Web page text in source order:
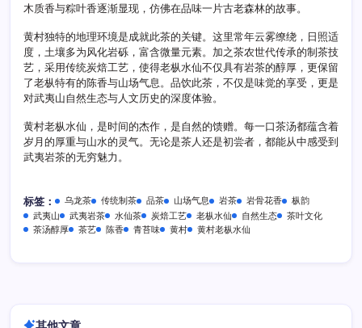
木质香与粽叶香逐渐显现，仿佛在品味一片古老森林的故事。
黄村独特的地理环境是成就此茶的关键。这里常年云雾缭绕，日照适
度，土壤多为风化岩砾，富含微量元素。加之茶农世代传承的制茶技
艺，采用传统炭焙工艺，使得老枞水仙不仅具有岩茶的醇厚，更保留
了老枞特有的陈香与山场气息。品饮此茶，不仅是味觉的享受，更是
对武夷山自然生态与人文历史的深度体验。
黄村老枞水仙，是时间的杰作，是自然的馈赠。每一口茶汤都蕴含着
岁月的厚重与山水的灵气。无论是茶人还是初尝者，都能从中感受到
武夷岩茶的无穷魅力。
标签： 乌龙茶 传统制茶 品茶 山场气息 岩茶 岩骨花香
枞韵
武夷山
武夷岩茶 水仙茶 炭焙工艺 老枞水仙 自然生态
茶叶文化
茶汤醇厚
茶艺 陈香 青苔味 黄村 黄村老枞水仙
其他文章